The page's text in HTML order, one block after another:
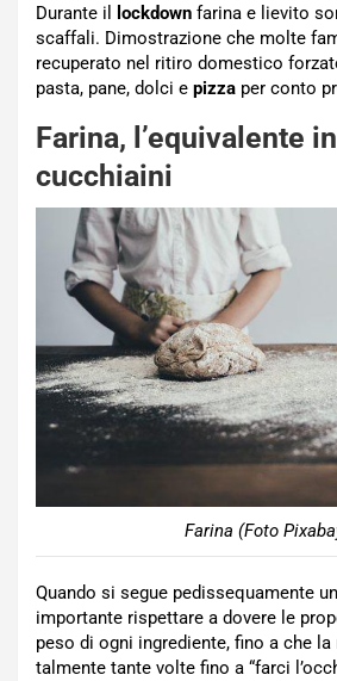
Durante il
lockdown farina e lievito
scaffali. Dimostrazione che molte
recuperato nel ritiro domestico
pasta, pane, dolci e pizza per conto
Farina, l’equivalente
cucchiaini
Farina (Foto
Quando si segue pedissequamente
importante rispettare a dovere le
peso di ogni ingrediente, fino a che
talmente tante volte fino a “farci